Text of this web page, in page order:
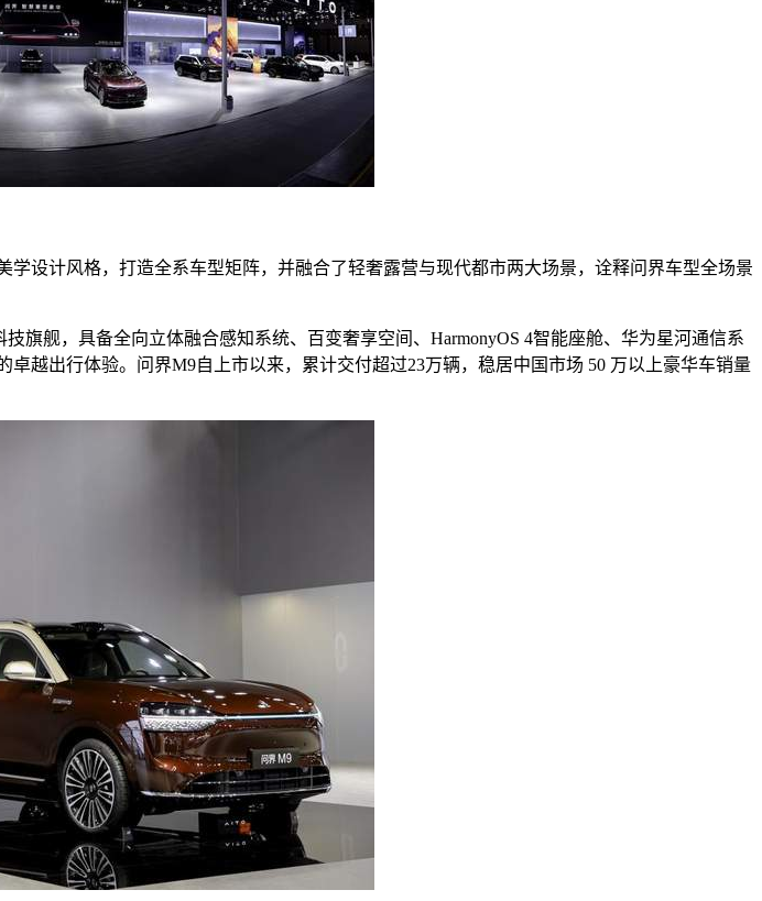
设计风格，打造全系车型矩阵，并融合了轻奢露营与现代都市两大场景，诠释问界车型全场景
旗舰，具备全向立体融合感知系统、百变奢享空间、HarmonyOS 4智能座舱、华为星河通信系
越出行体验。问界M9自上市以来，累计交付超过23万辆，稳居中国市场 50 万以上豪华车销量